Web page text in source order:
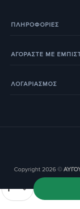
ΠΛΗΡΟΦΟΡΊΕΣ
ΑΓΟΡΑΣΤΕ ΜΕ
ΛΟΓΑΡΙΑΣΜΟΣ
Copyright 2026 ©